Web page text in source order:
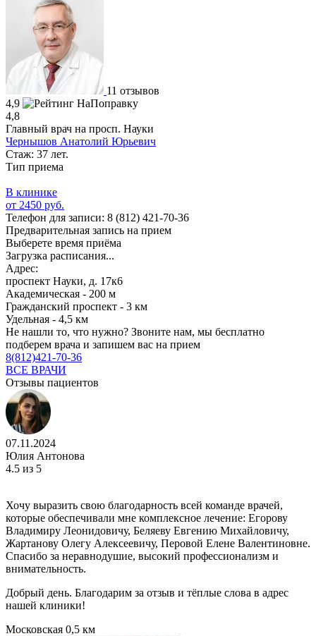
11 отзывов
4,9
4,8
Главный врач на просп. Науки
Чернышов Анатолий Юрьевич
Стаж: 37 лет.
Тип приема
В клинике
от 2450 руб.
Телефон для записи: 8 (812) 421-70-36
Предварительная запись на прием
Выберете время приёма
Загрузка расписания...
Адрес:
проспект Науки, д. 17к6
Академическая - 200 м
Гражданский проспект - 3 км
Удельная - 4,5 км
Не нашли то, что нужно? Звоните нам, мы бесплатно
подберем врача и запишем вас на прием
8(812)421-70-36
ВСЕ ВРАЧИ
Отзывы пациентов
07.11.2024
Юлия Антонова
4.5 из 5
Хочу выразить свою благодарность всей команде врачей,
которые обеспечивали мне комплексное лечение: Егорову
Владимиру Леонидовичу, Беляеву Евгению Михайловичу,
Жартанову Олегу Алексеевичу, Перовой Елене Валентиновне.
Спасибо за неравнодушие, высокий профессионализм и
внимательность.
Добрый день. Благодарим за отзыв и тёплые слова в адрес
нашей клиники!
Московская 0,5 км